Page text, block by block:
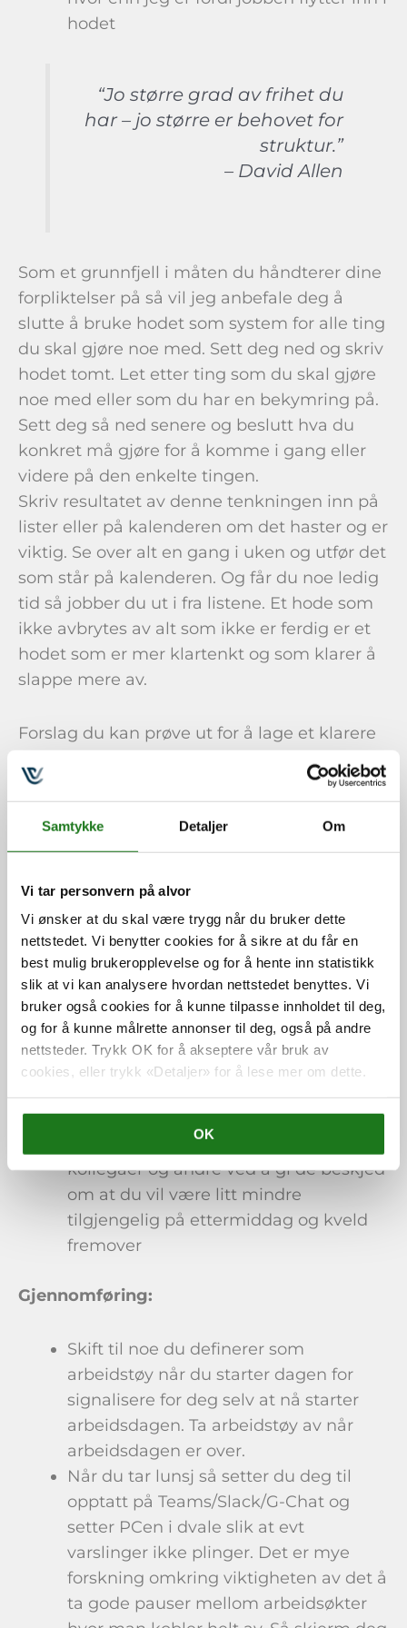
Samtykke Detaljer Om
Vi tar personvern på alvor
Vi ønsker at du skal være trygg når du bruker dette
nettstedet. Vi benytter cookies for å sikre at du får en
best mulig brukeropplevelse og for å hente inn statistikk
slik at vi kan analysere hvordan nettstedet benyttes. Vi
bruker også cookies for å kunne tilpasse innholdet til deg,
og for å kunne målrette annonser til deg, også på andre
nettsteder. Trykk OK for å akseptere vår bruk av
cookies, eller trykk «Detaljer» for å lese mer om dette.
OK
hodet
“Jo større grad av frihet du
har – jo større er behovet for
struktur.”
– David Allen
Som et grunnfjell i måten du håndterer dine
forpliktelser på så vil jeg anbefale deg å
slutte å bruke hodet som system for alle ting
du skal gjøre noe med. Sett deg ned og skriv
hodet tomt. Let etter ting som du skal gjøre
noe med eller som du har en bekymring på.
Sett deg så ned senere og beslutt hva du
konkret må gjøre for å komme i gang eller
videre på den enkelte tingen.
Skriv resultatet av denne tenkningen inn på
lister eller på kalenderen om det haster og er
viktig. Se over alt en gang i uken og utfør det
som står på kalenderen. Og får du noe ledig
tid så jobber du ut i fra listene. Et hode som
ikke avbrytes av alt som ikke er ferdig er et
hodet som er mer klartenkt og som klarer å
slappe mere av.
Forslag du kan prøve ut for å lage et klarere
Forberedelser:
Ta for deg kalenderen din og lag en
være på jobb i løpet av en arbeidsdag.
Ta høyde for familiære forpliktelser
som kjøring og matlaging slik at
oversikten blir så nøyaktig som mulig.
Noen må jobbe litt på kvelden som
følge av sistnevnte så sørg for at det
kommer på kalenderen
Lov deg selv at du skal være tro mot
planen du har for når du skal jobbe og
når du skal ha fritid
Reforhandle forventningene til
kollegaer og andre ved å gi de beskjed
om at du vil være litt mindre
tilgjengelig på ettermiddag og kveld
fremover
Gjennomføring:
Skift til noe du definerer som
arbeidstøy når du starter dagen for
signalisere for deg selv at nå starter
arbeidsdagen. Ta arbeidstøy av når
arbeidsdagen er over.
Når du tar lunsj så setter du deg til
opptatt på Teams/Slack/G-Chat og
setter PCen i dvale slik at evt
varslinger ikke plinger. Det er mye
forskning omkring viktigheten av det å
ta gode pauser mellom arbeidsøkter